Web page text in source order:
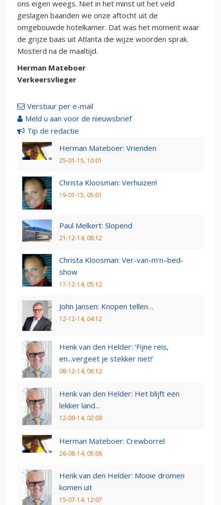
ons eigen weegs. Niet in het minst uit het veld
geslagen baanden we onze aftocht uit de
omgebouwde hotelkamer. Dat was het moment waar
de grijze baas uit Atlanta die wijze woorden sprak.
Mosterd na de maaltijd.
Herman Mateboer
Verkeersvlieger
Verstuur per e-mail
Meld u aan voor de nieuwsbrief
Tip de redactie
Herman Mateboer: Vrienden
25-01-15, 10:01
Christa Kloosman: Verhuizen!
19-01-15, 05:01
Paul Melkert: Slopend
21-12-14, 08:12
Christa Kloosman: Ver-van-m’n–bed-
show
17-12-14, 05:12
John Jansen: Knopen tellen…
12-12-14, 04:12
Henk van den Helder: 'Fijne reis,
en...vergeet je stekker niet!'
08-12-14, 06:12
Henk van den Helder: Het blijft een
lekker land...
12-09-14, 02:09
Herman Mateboer: Crewborrel
26-08-14, 05:08
Henk van den Helder: Mooie dromen
komen uit
15-07-14, 12:07